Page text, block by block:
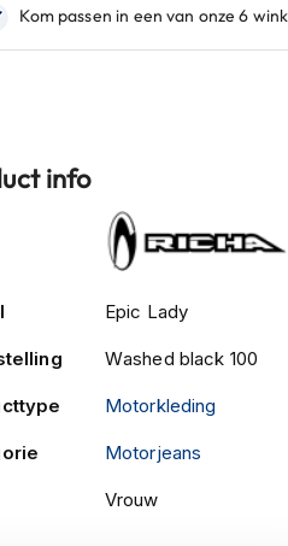
info
Epic Lady
Washed black 100
Motorkleding
Motorjeans
Vrouw